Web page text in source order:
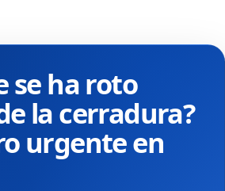
se ha roto
la cerradura?
urgente en